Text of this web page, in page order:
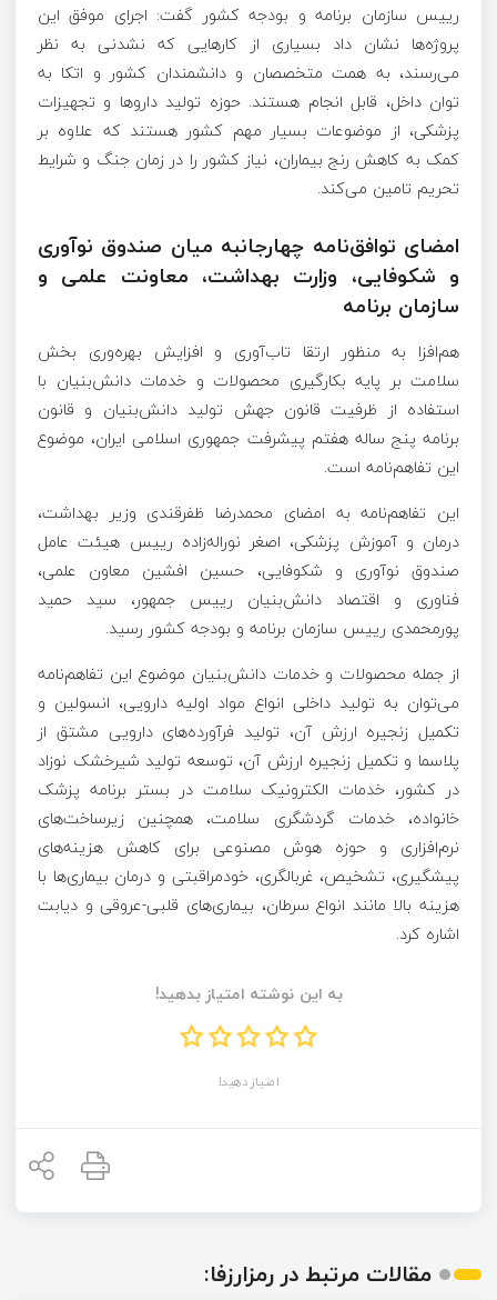
رییس سازمان برنامه و بودجه کشور گفت: اجرای موفق این
پروژه‌ها نشان داد بسیاری از کارهایی که نشدنی به نظر
می‌‌رسند، به همت متخصصان و دانشمندان کشور و اتکا به
توان داخل، قابل انجام هستند. حوزه تولید داروها و تجهیزات
پزشکی، از موضوعات بسیار مهم کشور هستند که علاوه بر
کمک به کاهش رنج بیماران، نیاز کشور را در زمان جنگ و شرایط
تحریم تامین می‌کند.
امضای توافق‌نامه چهارجانبه میان صندوق نوآوری
و شکوفایی، وزارت بهداشت، معاونت علمی و
سازمان برنامه
هم‌افزا به منظور ارتقا تاب‌آوری و افزایش بهره‌وری بخش
سلامت بر پایه بکارگیری محصولات و خدمات دانش‌بنیان با
استفاده از ظرفیت قانون جهش تولید دانش‌بنیان و قانون
برنامه پنج ساله هفتم پیشرفت جمهوری اسلامی ایران، موضوع
این تفاهم‌نامه است.
این تفاهم‌نامه به امضای محمدرضا ظفرقندی وزیر بهداشت،
درمان و آموزش پزشکی، اصغر نوراله‌زاده رییس هیئت عامل
صندوق نوآوری و شکوفایی، حسین افشین معاون علمی،
فناوری و اقتصاد دانش‌بنیان رییس جمهور، سید حمید
پورمحمدی رییس سازمان برنامه و بودجه کشور رسید.
از جمله محصولات و خدمات دانش‌بنیان موضوع این تفاهم‌نامه
می‌توان به تولید داخلی انواع مواد اولیه دارویی، انسولین و
تکمیل زنجیره ارزش آن، تولید فرآورده‌های دارویی مشتق از
پلاسما و تکمیل زنجیره ارزش آن، توسعه تولید شیرخشک نوزاد
در کشور، خدمات الکترونیک سلامت در بستر برنامه پزشک
خانواده، خدمات گردشگری سلامت، همچنین زیرساخت‌های
نرم‌افزاری و حوزه هوش مصنوعی برای کاهش هزینه‌های
پیشگیری، تشخیص، غربالگری، خودمراقبتی و درمان بیماری‌ها با
هزینه بالا مانند انواع سرطان، بیماری‌های قلبی-عروقی و دیابت
اشاره کرد.
به این نوشته امتیاز بدهید!
امتیاز دهید!
مقالات مرتبط در رمزارزفا: